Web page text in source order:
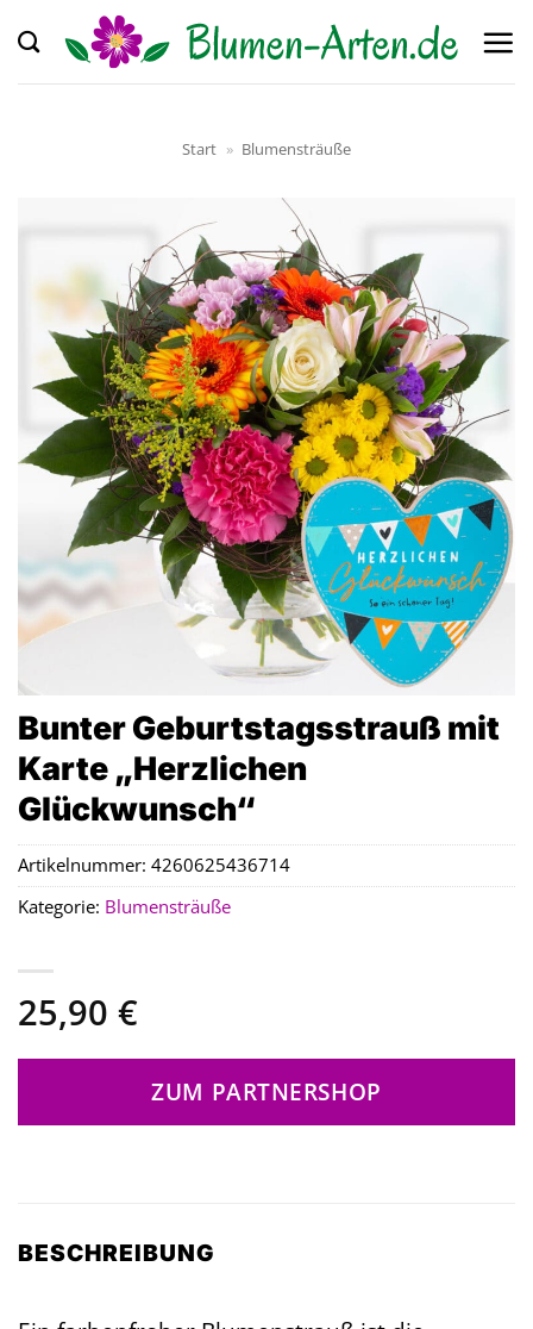
Inhalt
springen
Start » Blumensträuße
Bunter Geburtstagsstrauß mit
Karte „Herzlichen
Glückwunsch“
25,90 €
ZUM PARTNERSHOP
Artikelnummer: 4260625436714
Kategorie: Blumensträuße
BESCHREIBUNG